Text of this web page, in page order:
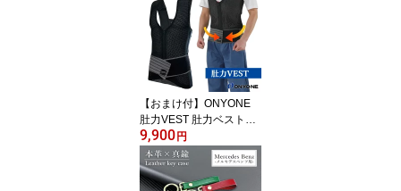
132g カーボンファイバ
ー親骨 撥水 メンズ レデ
ィース 5カラー コンパク
ト 畳みやすい 軽い 丈夫
強い ブランド）【送料無
【おまけ付】ONYONE
肚力VEST 肚力ベスト
（姿勢矯正 体幹サポート
体幹ベスト 姿勢サポート
骨盤サポート はらちから
はらぢから肚力ベスト ハ
9,900 円